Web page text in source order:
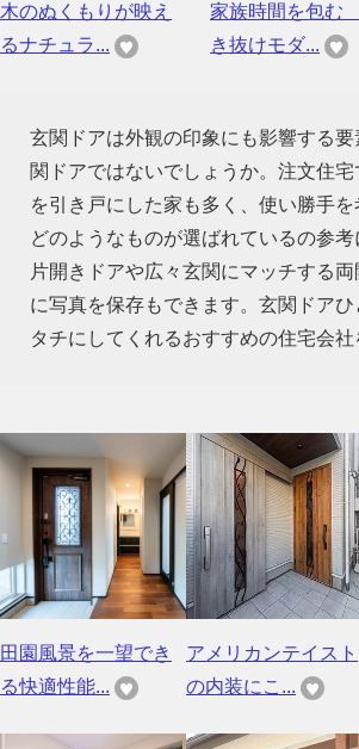
木のぬくもりが映え
るナチュラ...
家族時間を包む
き抜けモダ...
玄関ドアは外観の印象にも影響する
関ドアではないでしょうか。注文住
を引き戸にした家も多く、使い勝手
どのようなものが選ばれているの参
片開きドアや広々玄関にマッチする
に写真を保存もできます。玄関ドア
タチにしてくれるおすすめの住宅会
田園風景を一望でき
る快適性能...
アメリカンテイスト
の内装にこ...